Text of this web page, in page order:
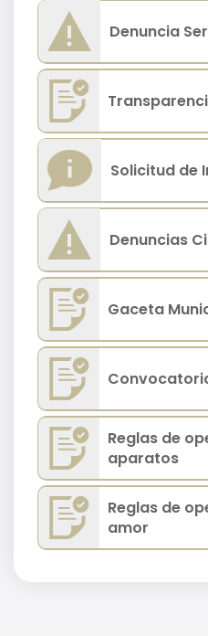
Denuncia
Solicitud de
Denuncias
Gaceta
Reglas de
aparatos
Reglas de
amor